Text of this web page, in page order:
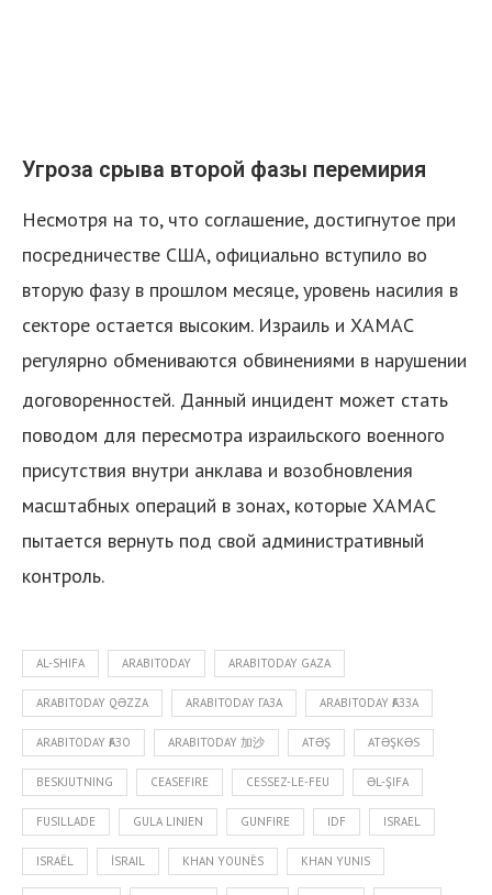
Угроза срыва второй фазы перемирия
Несмотря на то, что соглашение, достигнутое при
посредничестве США, официально вступило во
вторую фазу в прошлом месяце, уровень насилия в
секторе остается высоким. Израиль и ХАМАС
регулярно обмениваются обвинениями в нарушении
договоренностей. Данный инцидент может стать
поводом для пересмотра израильского военного
присутствия внутри анклава и возобновления
масштабных операций в зонах, которые ХАМАС
пытается вернуть под свой административный
контроль.
AL-SHIFA ARABITODAY ARABITODAY GAZA
ARABITODAY QƏZZA ARABITODAY ГАЗА ARABITODAY ҒАЗЗА
ARABITODAY ҒАЗО ARABITODAY 加沙 ATƏŞ ATƏŞKƏS
BESKJUTNING CEASEFIRE CESSEZ-LE-FEU ƏL-ŞIFA
FUSILLADE GULA LINJEN GUNFIRE IDF ISRAEL
ISRAËL İSRAIL KHAN YOUNÈS KHAN YUNIS